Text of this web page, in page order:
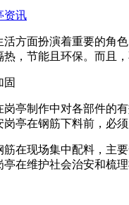
资讯
方面扮演着重要的角
，节能且环保。而且
亭制作中对各部件的
亭在钢筋下料前，必
在现场集中配料，主
在维护社会治安和梳